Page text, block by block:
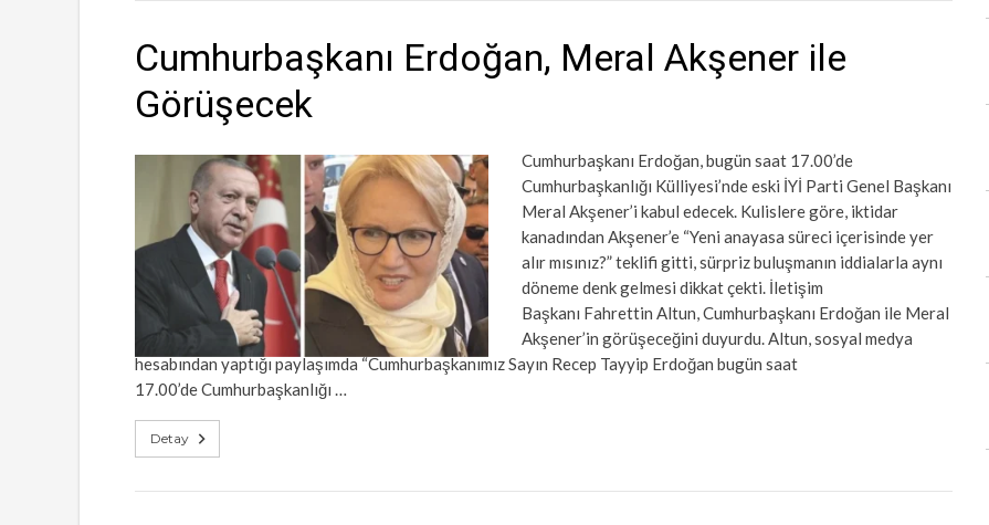
Cumhurbaşkanı Erdoğan, Meral Akşener ile
Görüşecek
Cumhurbaşkanı Erdoğan, bugün saat 17.00’de
Cumhurbaşkanlığı Külliyesi’nde eski İYİ Parti Genel Başkanı
Meral Akşener’i kabul edecek. Kulislere göre, iktidar
kanadından Akşener’e “Yeni anayasa süreci içerisinde yer
alır mısınız?” teklifi gitti, sürpriz buluşmanın iddialarla aynı
döneme denk gelmesi dikkat çekti. İletişim
Başkanı Fahrettin Altun, Cumhurbaşkanı Erdoğan ile Meral
Akşener’in görüşeceğini duyurdu. Altun, sosyal medya
hesabından yaptığı paylaşımda “Cumhurbaşkanımız Sayın Recep Tayyip Erdoğan bugün saat
17.00’de Cumhurbaşkanlığı …
Detay